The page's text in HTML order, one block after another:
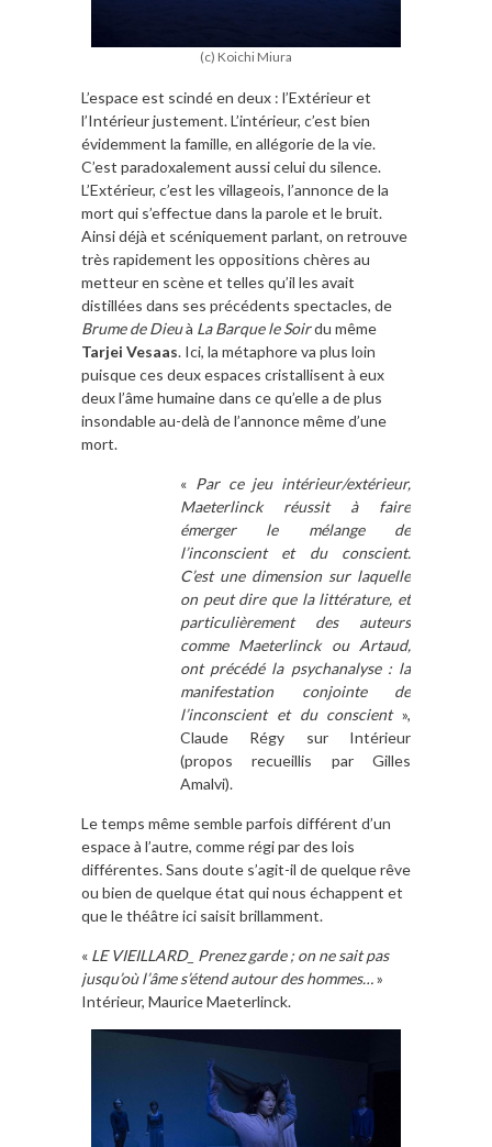
(c) Koichi Miura
L’espace est scindé en deux : l’Extérieur et
l’Intérieur justement. L’intérieur, c’est bien
évidemment la famille, en allégorie de la vie.
C’est paradoxalement aussi celui du silence.
L’Extérieur, c’est les villageois, l’annonce de la
mort qui s’effectue dans la parole et le bruit.
Ainsi déjà et scéniquement parlant, on retrouve
très rapidement les oppositions chères au
metteur en scène et telles qu’il les avait
distillées dans ses précédents spectacles, de
Brume de Dieuà La Barque le Soirdu même
Tarjei Vesaas. Ici, la métaphore va plus loin
puisque ces deux espaces cristallisent à eux
deux l’âme humaine dans ce qu’elle a de plus
insondable au-delà de l’annonce même d’une
mort.
« Par ce jeu intérieur/extérieur,
Maeterlinck réussit à faire
émerger le mélange de
l’inconscient et du conscient.
C’est une dimension sur laquelle
on peut dire que la littérature, et
particulièrement des auteurs
comme Maeterlinck ou Artaud,
ont précédé la psychanalyse : la
manifestation conjointe de
l’inconscient et du conscient»,
Claude Régy sur Intérieur
(propos recueillis par Gilles
Amalvi).
Le temps même semble parfois différent d’un
espace à l’autre, comme régi par des lois
différentes. Sans doute s’agit-il de quelque rêve
ou bien de quelque état qui nous échappent et
que le théâtre ici saisit brillamment.
« LE VIEILLARD_ Prenez garde ; on ne sait pas
jusqu’où l’âme s’étend autour des hommes…»
Intérieur, Maurice Maeterlinck.